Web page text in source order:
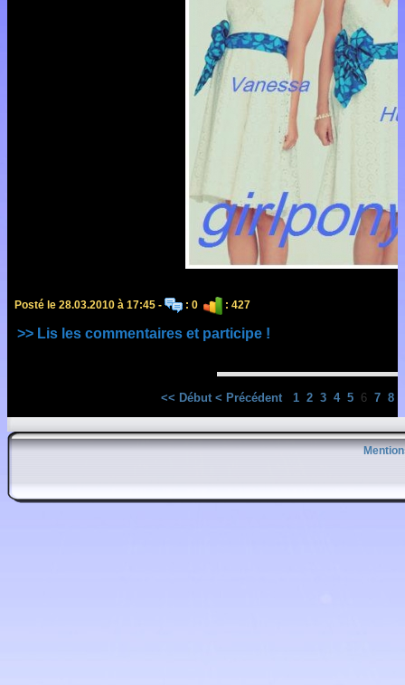
Posté le 28.03.2010 à 17:45 - : 0 : 427
>> Lis les commentaires et participe !
<< Début < Précédent 1 2 3 4 56 7 8